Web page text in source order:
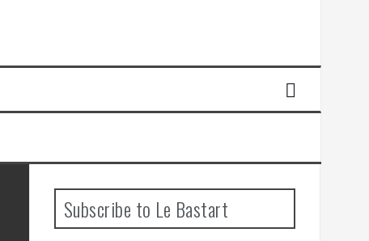
Subscribe to Le Bastart